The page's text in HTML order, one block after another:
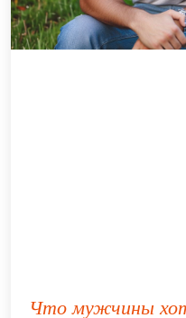
Что мужчины